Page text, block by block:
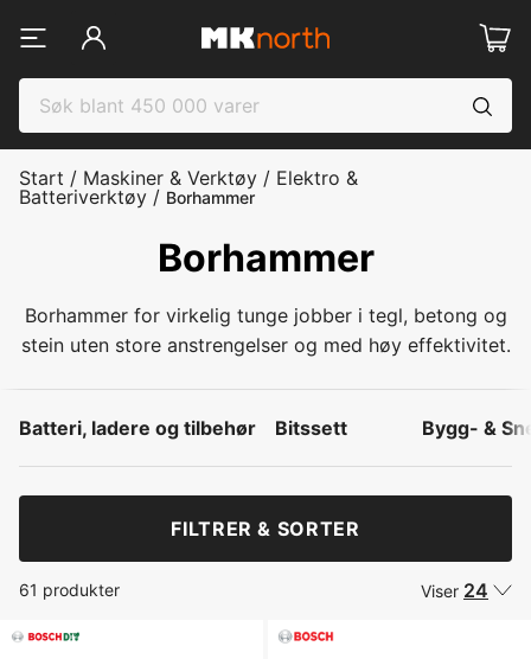
Start / Maskiner & Verktøy / Elektro &
Batteriverktøy / Borhammer
Borhammer
Borhammer for virkelig tunge jobber i tegl, betong og
stein uten store anstrengelser og med høy effektivitet.
Batteri, ladere og tilbehør Bitssett Bygg- &
FILTRER & SORTER
61 produkter Viser 24